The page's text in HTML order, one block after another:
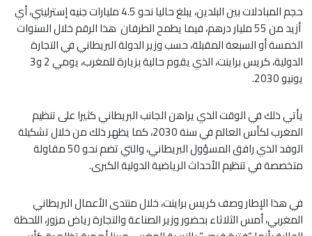
حجم المبادلات بين البلدين، يبلغ حاليا نحو 4.5 مليارات جنيه إسترليني، أي
أزيد من 55 مليار درهم، فيما يطمح الطرفان هذا الرقم خلال السنوات
الخمسة أو السبعة المقبلة، حسب وزير الدولة البريطاني في التجارة
الدولية، كريس براينت، الذي يقوم حالية بزيارة للمغرب، يومي 2 و3
يونيو 2030.
يأتي ذلك في الوقت الذي يراهن الجانب البريطاني كثيرا على تنظيم
المغرب لكأس العالم في سنة 2030، كما يظهر ذلك من خلال تشكيلة
الوفد الذي رافق المسؤول البريطاني، والتي تضم نحو 50 مقاولة
متخصصة في تنظيم الأحداث الرياضية الدولية الكبرى.
في هذا الإطار وصف كريس براينت، خلال منتدى الأعمال البريطاني
المغربي، أمس الثلاثاء بحضور وزير الصناعة والتجارة رياض مزور، اللحظة